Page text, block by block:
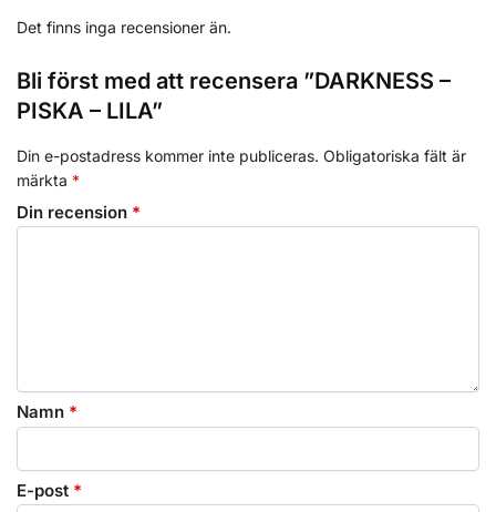
Det finns inga recensioner än.
Bli först med att recensera ”DARKNESS –
PISKA – LILA”
Din e-postadress kommer inte publiceras. Obligatoriska fält är
märkta *
Din recension *
Namn *
E-post *